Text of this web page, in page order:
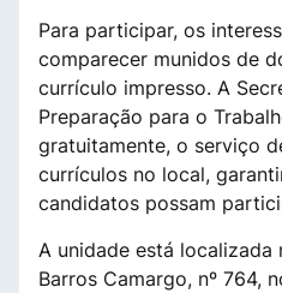
Para participar, os
comparecer munidos de
currículo impresso. A
Preparação para o
gratuitamente, o serviço
currículos no local,
candidatos possam
A unidade está localizada
Barros Camargo, nº 764,